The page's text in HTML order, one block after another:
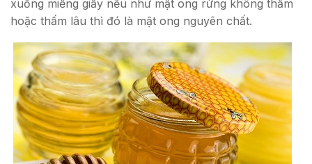
xuống miếng giấy nếu như mật ong rừng không thấm
hoặc thấm lâu thì đó là mật ong nguyên chất.